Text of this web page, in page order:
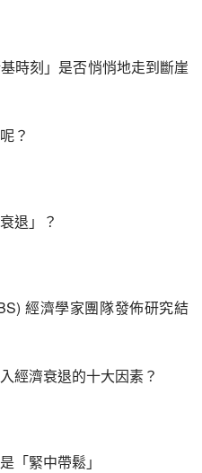
時刻」是否悄悄地走到斷崖
？
退」？
經濟學家團隊發佈研究結
經濟衰退的十大因素？
「緊中帶鬆」